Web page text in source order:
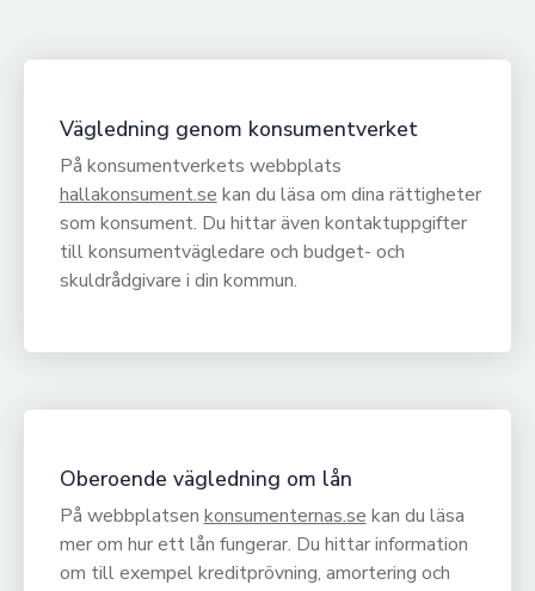
Vägledning genom konsumentverket
På konsumentverkets webbplats
hallakonsument.se kan du läsa om dina rättigheter
som konsument. Du hittar även kontaktuppgifter
till konsumentvägledare och budget- och
skuldrådgivare i din kommun.
Oberoende vägledning om lån
På webbplatsen konsumenternas.se kan du läsa
mer om hur ett lån fungerar. Du hittar information
om till exempel kreditprövning, amortering och